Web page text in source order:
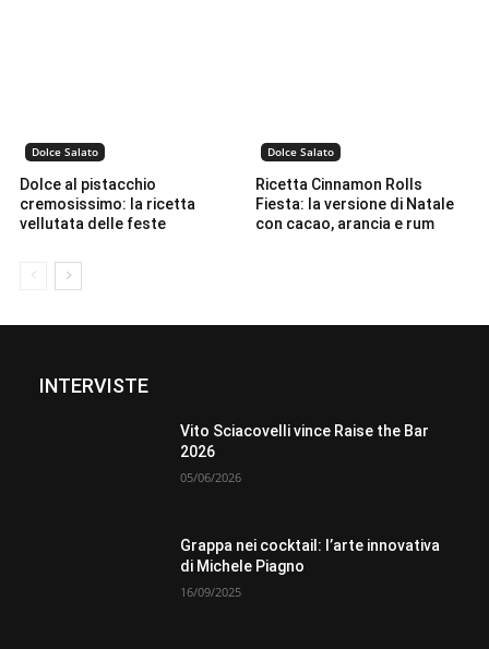
Dolce Salato
Dolce al pistacchio
cremosissimo: la ricetta
vellutata delle feste
Dolce Salato
Ricetta Cinnamon Rolls
Fiesta: la versione di Natale
con cacao, arancia e rum
INTERVISTE
Vito Sciacovelli vince Raise the Bar
2026
05/06/2026
Grappa nei cocktail: l’arte innovativa
di Michele Piagno
16/09/2025